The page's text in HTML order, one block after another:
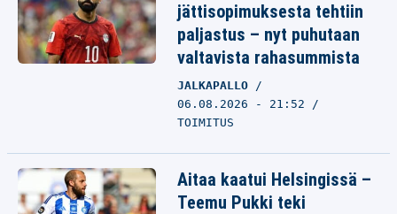
jättisopimuksesta tehtiin
paljastus – nyt puhutaan
valtavista rahasummista
JALKAPALLO
06.08.2026 - 21:52
TOIMITUS
Aitaa kaatui Helsingissä –
Teemu Pukki teki